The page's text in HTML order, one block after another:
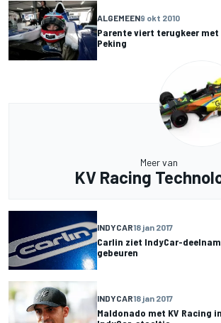
ALGEMEEN9 okt 2010
Parente viert terugkeer
Peking
Meer van
KV Racing
INDYCAR18 jan 2017
Carlin ziet IndyCar-
gebeuren
INDYCAR18 jan 2017
Maldonado met KV Racing